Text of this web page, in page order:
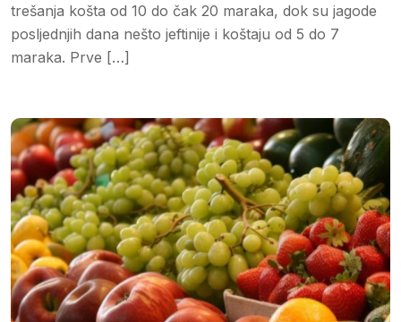
trešanja košta od 10 do čak 20 maraka, dok su jagode
posljednjih dana nešto jeftinije i koštaju od 5 do 7
maraka. Prve […]